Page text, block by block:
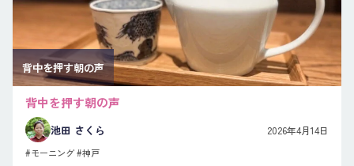
背中を押す朝の声
背中を押す朝の声
池田 さくら 2026年4月14日
#モーニング#神戸